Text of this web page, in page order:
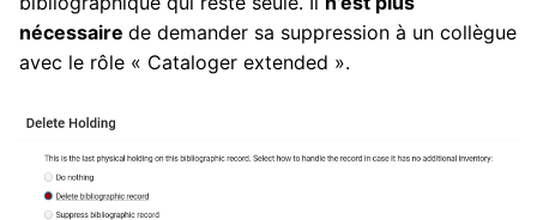
nécessaire de demander sa suppression à un collègue
avec le rôle « Cataloger extended ».